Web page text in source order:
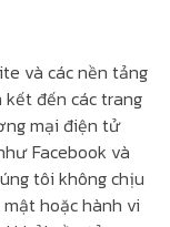
và các nền tảng
đến các trang
mại điện tử
Facebook và
tôi không chịu
hoặc hành vi